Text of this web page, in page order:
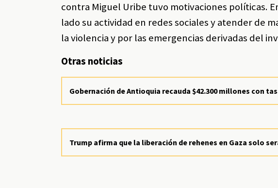
contra Miguel Uribe tuvo motivaciones políticas.
lado su actividad en redes sociales y atender de
la violencia y por las emergencias derivadas del
Otras noticias
Gobernación de Antioquia recauda $42.300 millones con
Trump afirma que la liberación de rehenes en Gaza solo